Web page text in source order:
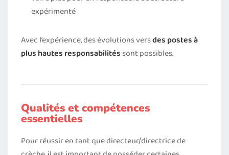
expérimenté
Avec l’expérience, des évolutions versdes postes à
plus hautes responsabilités sont possibles.
Qualités et compétences
essentielles
Pour réussir en tant que directeur/directrice de